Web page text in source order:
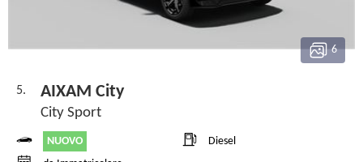
6
5. AIXAM City
City Sport
NUOVO
Diesel